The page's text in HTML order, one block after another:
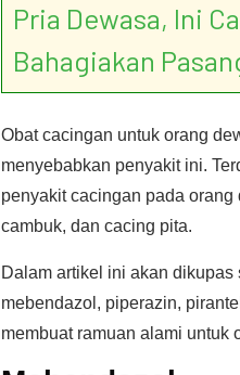
Pria Dewasa, Ini
Bahagiakan
Obat cacingan untuk orang
menyebabkan penyakit ini.
penyakit cacingan pada
cambuk, dan cacing pita.
Dalam artikel ini akan
mebendazol, piperazin,
membuat ramuan alami untuk